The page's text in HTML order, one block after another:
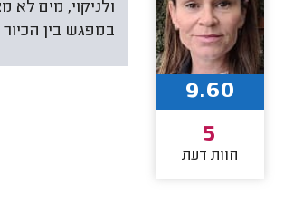
ולניקוי, מים לא
במפגש בין
9.60
5
חוות דעת